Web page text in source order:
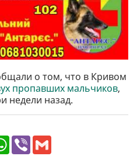
о том, что в Кривом
пропавших мальчиков,
недели назад.
W
h
V